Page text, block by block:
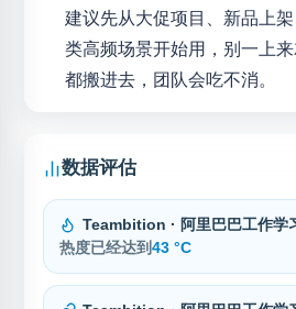
建议先从大促项目、新品上
类高频场景开始用，别一上
都搬进去，团队会吃不消。
数据评估
Teambition · 阿里巴巴工作学
热度已经达到43 °C